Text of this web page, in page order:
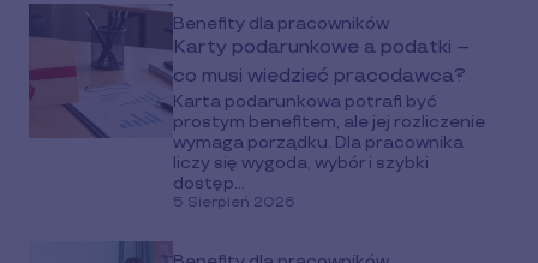
Benefity dla pracowników
Karty podarunkowe a podatki –
co musi wiedzieć pracodawca?
Karta podarunkowa potrafi być
prostym benefitem, ale jej rozliczenie
wymaga porządku. Dla pracownika
liczy się wygoda, wybór i szybki
dostęp...
5 Sierpień 2026